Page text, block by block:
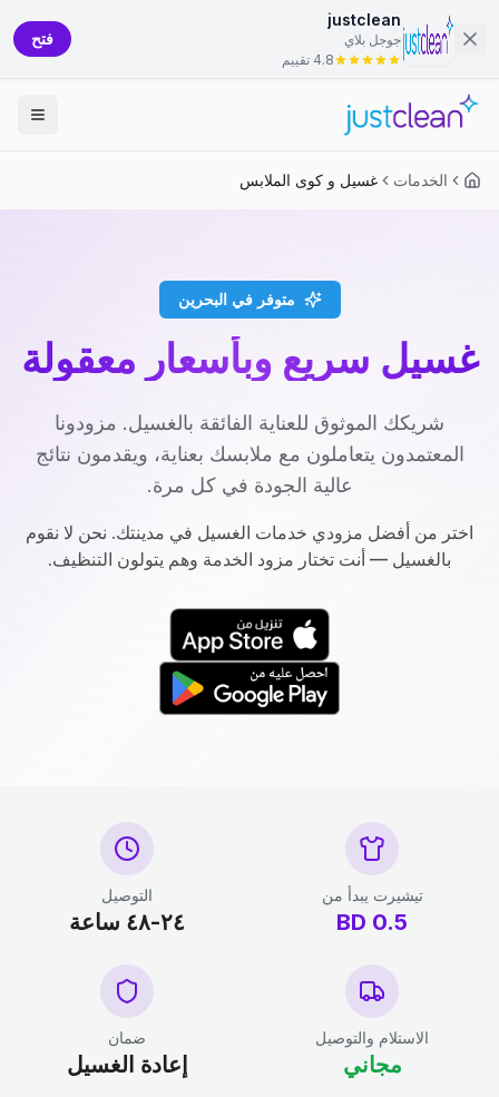
justclean
جوجل بلاي
4.8 تقييم
فتح
الخدمات غسيل و كوى الملابس
متوفر في البحرين
غسيل سريع وبأسعار معقولة
شريكك الموثوق للعناية الفائقة بالغسيل. مزودونا
المعتمدون يتعاملون مع ملابسك بعناية، ويقدمون نتائج
عالية الجودة في كل مرة.
اختر من أفضل مزودي خدمات الغسيل في مدينتك. نحن لا نقوم
بالغسيل — أنت تختار مزود الخدمة وهم يتولون التنظيف.
تيشيرت يبدأ من
0.5
BD
التوصيل
٢٤-٤٨ ساعة
الاستلام والتوصيل
مجاني
ضمان
إعادة الغسيل